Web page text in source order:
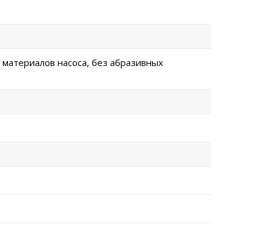
насоса, без абразивных